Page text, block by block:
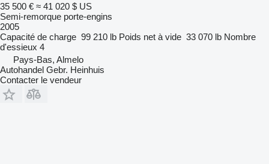
35 500 € ≈ 41 020 $ US
Semi-remorque porte-engins
2005
Capacité de charge 99 210 lb Poids net à vide 33 070 lb Nombre
d'essieux 4
Pays-Bas, Almelo
Autohandel Gebr. Heinhuis
Contacter le vendeur